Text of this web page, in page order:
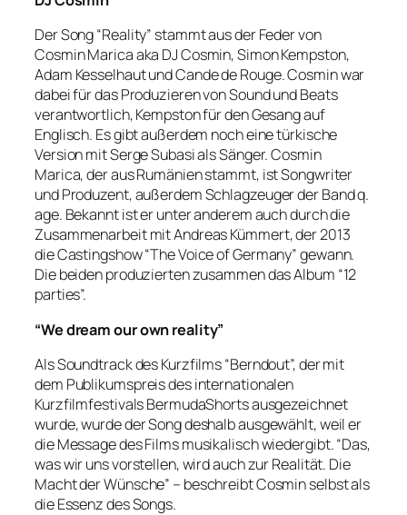
Der Song “Reality” stammt aus der Feder von
Cosmin Marica aka DJ Cosmin, Simon Kempston,
Adam Kesselhaut und Cande de Rouge. Cosmin war
dabei für das Produzieren von Sound und Beats
verantwortlich, Kempston für den Gesang auf
Englisch. Es gibt außerdem noch eine türkische
Version mit Serge Subasi als Sänger. Cosmin
Marica, der aus Rumänien stammt, ist Songwriter
und Produzent, außerdem Schlagzeuger der Band q.
age. Bekannt ist er unter anderem auch durch die
Zusammenarbeit mit Andreas Kümmert, der 2013
die Castingshow “The Voice of Germany” gewann.
Die beiden produzierten zusammen das Album “12
parties”.
“We dream our own reality”
Als Soundtrack des Kurzfilms “Berndout”, der mit
dem Publikumspreis des internationalen
Kurzfilmfestivals BermudaShorts ausgezeichnet
wurde, wurde der Song deshalb ausgewählt, weil er
die Message des Films musikalisch wiedergibt. “Das,
was wir uns vorstellen, wird auch zur Realität. Die
Macht der Wünsche” – beschreibt Cosmin selbst als
die Essenz des Songs.